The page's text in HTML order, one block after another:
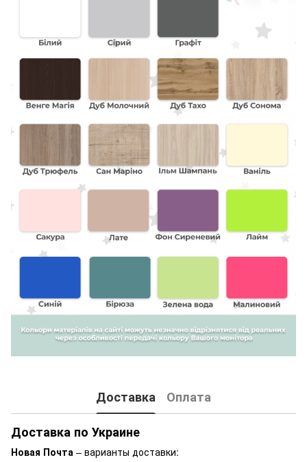
Доставка
Оплата
Доставка по Украине
Новая Почта – варианты доставки: